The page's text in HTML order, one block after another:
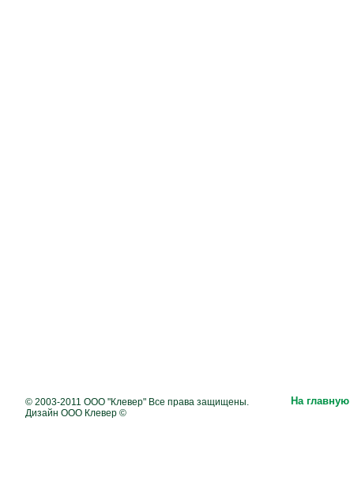
© 2003-2011 ООО "Клевер" Все права защищены.
Дизайн ООО Клевер ©
На главную